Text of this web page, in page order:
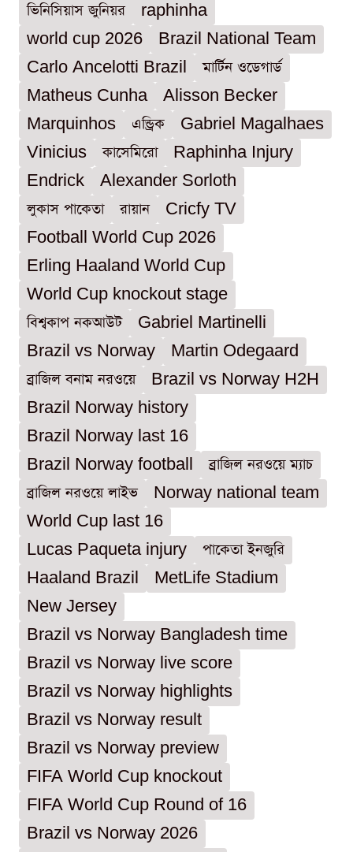
ভিনিসিয়াস জুনিয়র
raphinha
world cup 2026
Brazil National Team
Carlo Ancelotti Brazil
মার্টিন ওডেগার্ড
Matheus Cunha
Alisson Becker
Marquinhos
এন্ড্রিক
Gabriel Magalhaes
Vinicius
কাসেমিরো
Raphinha Injury
Endrick
Alexander Sorloth
লুকাস পাকেতা
রায়ান
Cricfy TV
Football World Cup 2026
Erling Haaland World Cup
World Cup knockout stage
বিশ্বকাপ নকআউট
Gabriel Martinelli
Brazil vs Norway
Martin Odegaard
ব্রাজিল বনাম নরওয়ে
Brazil vs Norway H2H
Brazil Norway history
Brazil Norway last 16
Brazil Norway football
ব্রাজিল নরওয়ে ম্যাচ
ব্রাজিল নরওয়ে লাইভ
Norway national team
World Cup last 16
Lucas Paqueta injury
পাকেতা ইনজুরি
Haaland Brazil
MetLife Stadium
New Jersey
Brazil vs Norway Bangladesh time
Brazil vs Norway live score
Brazil vs Norway highlights
Brazil vs Norway result
Brazil vs Norway preview
FIFA World Cup knockout
FIFA World Cup Round of 16
Brazil vs Norway 2026